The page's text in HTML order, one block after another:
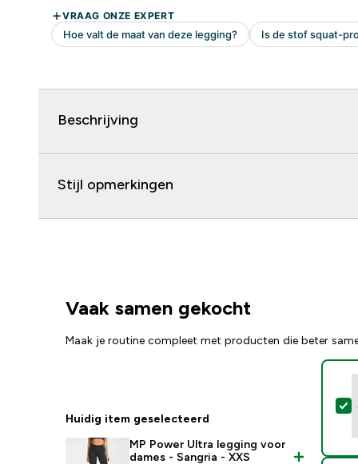
Beschrijving
Stijl opmerkingen
Vaak samen gekocht
Maak je routine compleet met producten die beter
Huidig item geselecteerd
MP Power Ultra legging voor
dames - Sangria - XXS